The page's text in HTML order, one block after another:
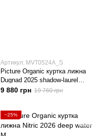
Артикул: MVT0524A_S
Picture Organic куртка лижна
Dugnad 2025 shadow-laurel
wreath S
9 880 грн 19 760 грн
−25%